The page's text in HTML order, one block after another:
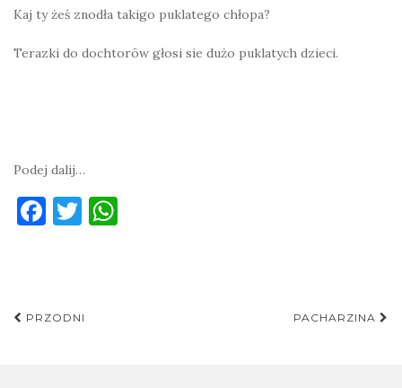
Kaj ty żeś znodła takigo puklatego chłopa?
Terazki do dochtorōw głosi sie dużo puklatych dzieci.
Podej dalij…
F
b
T
r
Post
PRZODNI PACHARZINA